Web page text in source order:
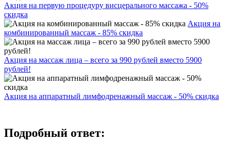
Акция на первую процедуру висцерального массажа - 50%
скидка
Акция на
комбинированный массаж - 85% скидка
Акция на массаж лица – всего за 990 рублей вместо 5900
рублей!
Акция на аппаратный лимфодренажный массаж - 50% скидка
Подробный ответ: